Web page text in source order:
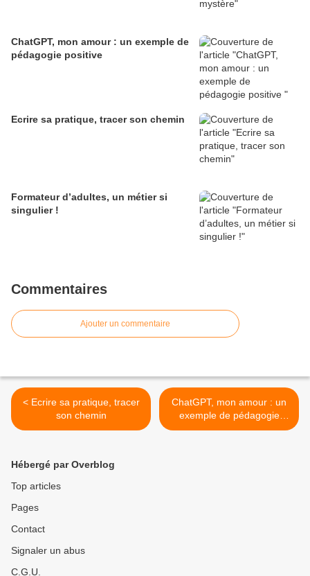
ChatGPT, mon amour : un exemple de
pédagogie positive
Ecrire sa pratique, tracer son chemin
Formateur d’adultes, un métier si
singulier !
Commentaires
Ajouter un commentaire
< Ecrire sa pratique, tracer
son chemin
ChatGPT, mon amour : un
exemple de pédagogie
positive >
Hébergé par Overblog
Top articles
Pages
Contact
Signaler un abus
C.G.U.